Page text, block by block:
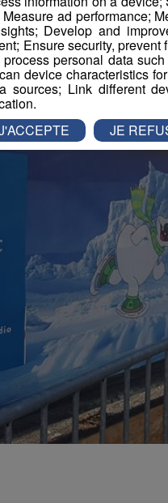
ad performance;
Develop and
Ensure security,
personal data
device characteristics
sources; Link different
JE